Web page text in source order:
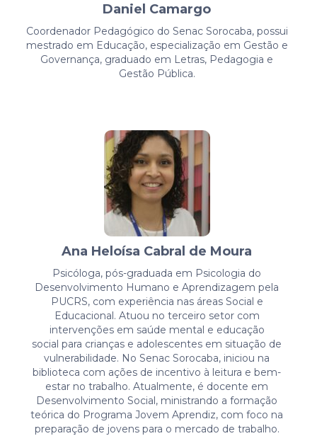
Daniel Camargo
Coordenador Pedagógico do Senac Sorocaba, possui
mestrado em Educação, especialização em Gestão e
Governança, graduado em Letras, Pedagogia e
Gestão Pública.
Ana Heloísa Cabral de Moura
Psicóloga, pós-graduada em Psicologia do
Desenvolvimento Humano e Aprendizagem pela
PUCRS, com experiência nas áreas Social e
Educacional. Atuou no terceiro setor com
intervenções em saúde mental e educação
social para crianças e adolescentes em situação de
vulnerabilidade. No Senac Sorocaba, iniciou na
biblioteca com ações de incentivo à leitura e bem-
estar no trabalho. Atualmente, é docente em
Desenvolvimento Social, ministrando a formação
teórica do Programa Jovem Aprendiz, com foco na
preparação de jovens para o mercado de trabalho.